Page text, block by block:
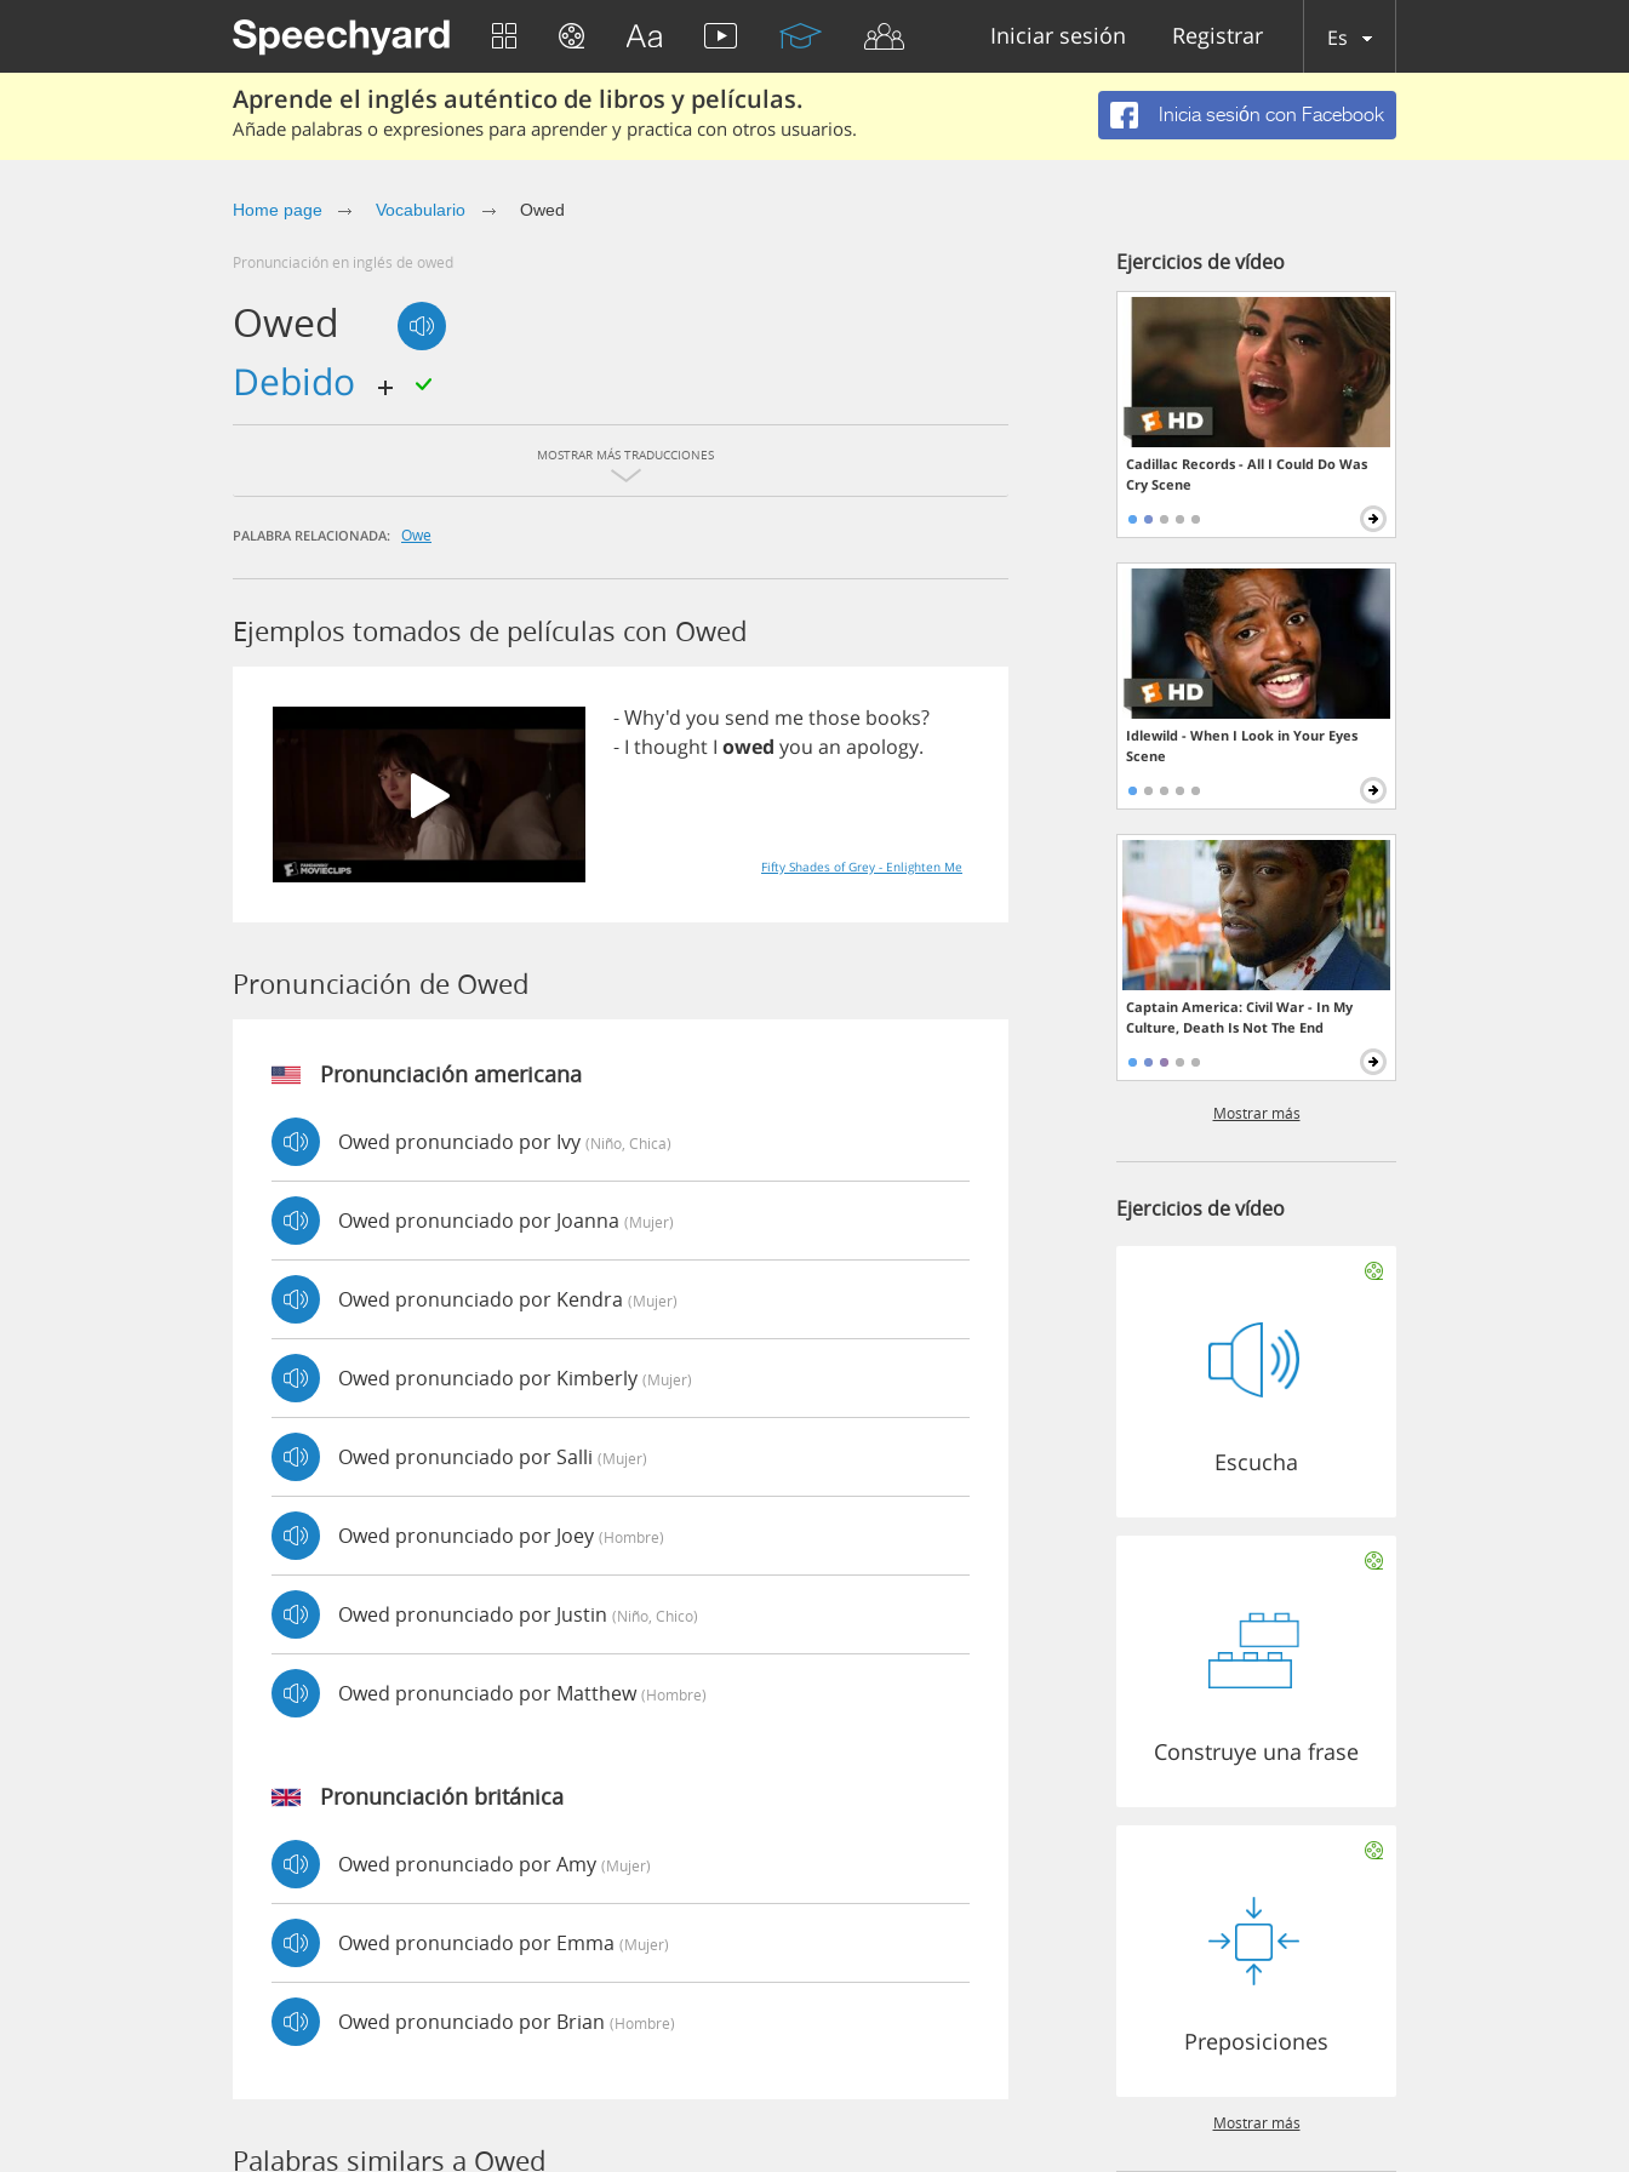
Iniciar sesión Registrar Es
Aprende el inglés auténtico de libros y películas.
Añade palabras o expresiones para aprender y practica con otros usuarios.
Inicia sesión con Facebook
Home page Vocabulario Owed
Pronunciación en inglés de owed
Owed
debido
MOSTRAR MÁS TRADUCCIONES
PALABRA RELACIONADA: Owe
Ejemplos tomados de películas con Owed
- Why'd you send methose books?
- I thought I owed you an apology.
Fifty Shades of Grey - Enlighten Me
Pronunciación de Owed
Pronunciación americana
Owed pronunciado por Ivy (niño, Chica)
Owed pronunciado por Joanna (mujer)
Owed pronunciado por Kendra (mujer)
Owed pronunciado por Kimberly (mujer)
Owed pronunciado por Salli (mujer)
Owed pronunciado por Joey (hombre)
Owed pronunciado por Justin (niño, Chico)
Owed pronunciado por Matthew(hombre)
Pronunciación británica
Owed pronunciado por Amy (mujer)
Owed pronunciado por Emma (mujer)
Owed pronunciado por Brian (hombre)
Palabras similars a Owed
Ejercicios de vídeo
Cadillac Records - All I Could Do Was
Cry Scene
Idlewild - When I Look in Your Eyes
Scene
Captain America: Civil War - In My
Culture, Death Is Not The End
Mostrar más
Ejercicios de vídeo
Escucha
Construye una frase
Preposiciones
Mostrar más